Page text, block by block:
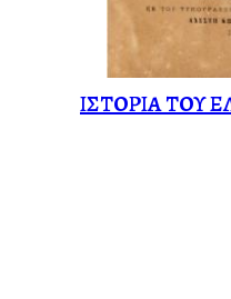
ΙΣΤΟΡΙΑ ΤΟΥ